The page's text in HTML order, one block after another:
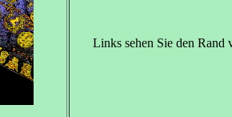
Links sehen Sie den Rand